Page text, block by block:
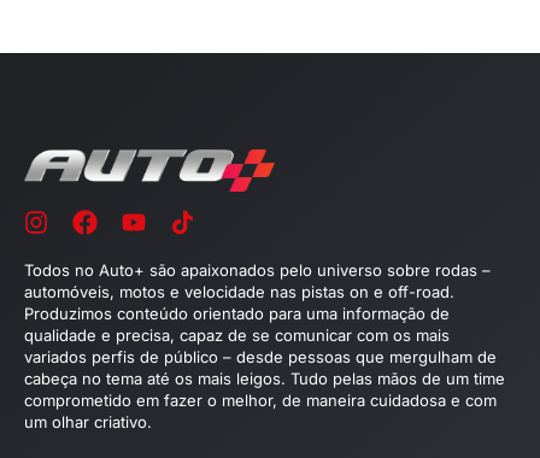
Todos no Auto+ são apaixonados pelo universo sobre rodas –
automóveis, motos e velocidade nas pistas on e off-road.
Produzimos conteúdo orientado para uma informação de
qualidade e precisa, capaz de se comunicar com os mais
variados perfis de público – desde pessoas que mergulham de
cabeça no tema até os mais leigos. Tudo pelas mãos de um time
comprometido em fazer o melhor, de maneira cuidadosa e com
um olhar criativo.